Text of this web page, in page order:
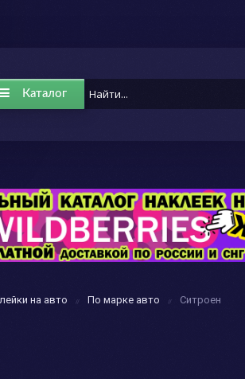
Каталог
на авто По марке авто Ситроен